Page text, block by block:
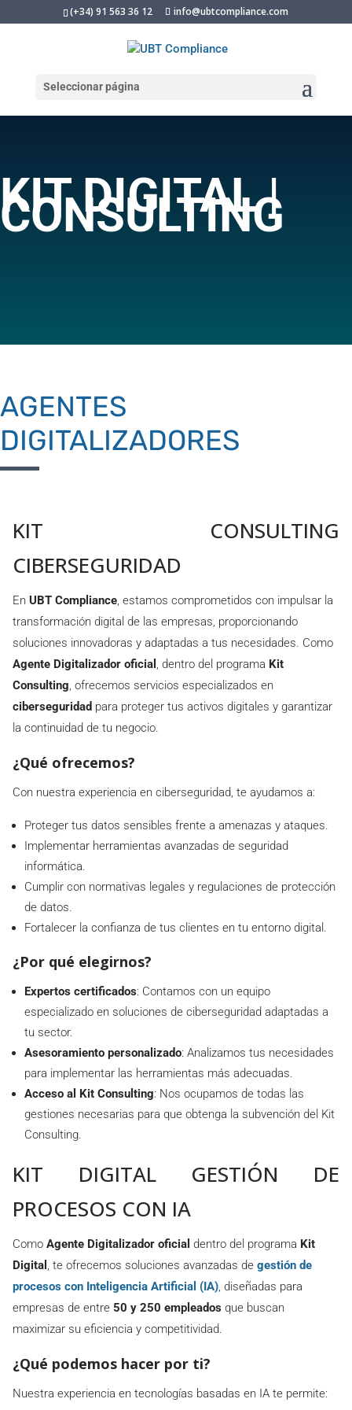
(+34) 91 563 36 12 info@ubtcompliance.com
Seleccionar página
KIT DIGITAL |
CONSULTING
AGENTES
DIGITALIZADORES
KIT CONSULTING
CIBERSEGURIDAD
En UBT Compliance, estamos comprometidos con impulsar la
transformación digital de las empresas, proporcionando
soluciones innovadoras y adaptadas a tus necesidades. Como
Agente Digitalizador oficial , dentro del programa Kit
Consulting, ofrecemos servicios especializados en
ciberseguridad para proteger tus activos digitales y garantizar
la continuidad de tu negocio.
¿Qué ofrecemos?
Con nuestra experiencia en ciberseguridad, te ayudamos a:
Proteger tus datos sensibles frente a amenazas y ataques.
Implementar herramientas avanzadas de seguridad
informática.
Cumplir con normativas legales y regulaciones de protección
de datos.
Fortalecer la confianza de tus clientes en tu entorno digital.
¿Por qué elegirnos?
Expertos certificados: Contamos con un equipo
especializado en soluciones de ciberseguridad adaptadas a
tu sector.
Asesoramiento personalizado: Analizamos tus necesidades
para implementar las herramientas más adecuadas.
Acceso al Kit Consulting: Nos ocupamos de todas las
gestiones necesarias para que obtenga la subvención del Kit
Consulting.
KIT DIGITAL GESTIÓN DE
PROCESOS CON IA
Como Agente Digitalizador oficial dentro del programa Kit
Digital , te ofrecemos soluciones avanzadas de gestión de
procesos con Inteligencia Artificial (IA), diseñadas para
empresas de entre 50 y 250 empleados que buscan
maximizar su eficiencia y competitividad.
¿Qué podemos hacer por ti?
Nuestra experiencia en tecnologías basadas en IA te permite: